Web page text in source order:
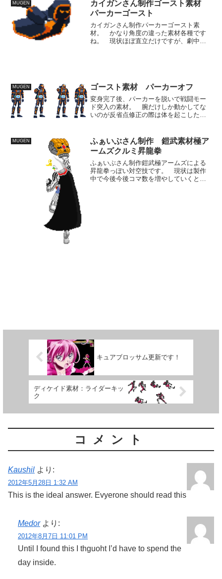
MUGEN
カイガンさん制作ゴースト素材
パーカーゴースト
カイガンさん制作パーカーゴースト素
材。 かなり角度の違った素材各種です
ね。 現状ほぼ直立だけですが、劇中で
MUGEN ゴースト素材 パーカーオフ
変身完了後、パーカーを脱いで戦闘モー
ド突入の素材。 腕だけしか動かしてな
いのが反省点修正の際は体を起こしたり
っぱい使ってどうにかお披露目できるか
です。 映画初日見に行く...
MUGEN
ふぁいぶさん制作 鎧武素材極ア
ームズクルミ昇龍拳
ふぁいぶさん制作鎧武極アームズによる
昇龍拳っぽい対空技です。 現状は製作
中で今後今後コマ数を増やしていくとの
キュアブロッサム更新です！
ディケイド素材：ライダーキッ
ク
コメント
Kaushil より:
2012年5月28日 1:32 AM
This is the ideal answer. Evyerone should read this
Medor より:
2012年8月7日 11:01 PM
Until I found this I thguoht I’d have to spend the
day inside.